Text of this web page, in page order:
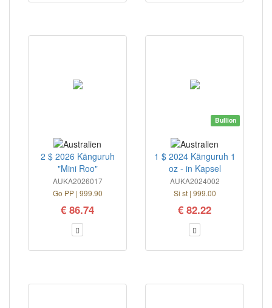
2 $ 2026 Känguruh
"Mini Roo"
AUKA2026017
Go PP | 999.90
€ 86.74
Bullion
1 $ 2024 Känguruh 1
oz - in Kapsel
AUKA2024002
Si st | 999.00
€ 82.22